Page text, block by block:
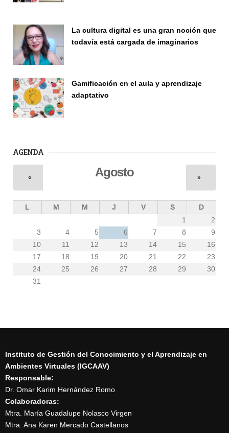
La cultura digital es una gran noción que
todavía está cargada de imaginarios
Gamificación en el aula y aprendizaje
adaptativo
AGENDA
Agosto
« »
L M M J V S
D
1
2
3
4 5 6 7 8
9
10
11 12 13 14 15
16
17
18 19 20 21 22
23
24
25 26 27 28 29
30
31
Instituto de Gestión del Conocimiento y el Aprendizaje en
Ambientes Virtuales (IGCAAV)
Responsable:
Dr. Omar Karim Hernández Romo
Colaboradoras:
Mtra. María Guadalupe Nolasco Virgen
Mtra. Ana Karen Mercado Castellanos